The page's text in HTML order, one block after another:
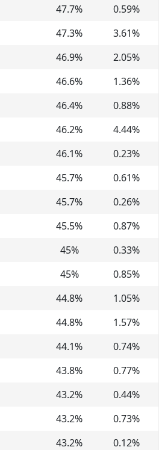
47.7% 0.59%
47.3% 3.61%
46.9% 2.05%
46.6% 1.36%
46.4% 0.88%
46.2% 4.44%
46.1% 0.23%
45.7% 0.61%
45.7% 0.26%
45.5% 0.87%
45% 0.33%
45% 0.85%
44.8% 1.05%
44.8% 1.57%
44.1% 0.74%
43.8% 0.77%
43.2% 0.44%
43.2% 0.73%
43.2% 0.12%